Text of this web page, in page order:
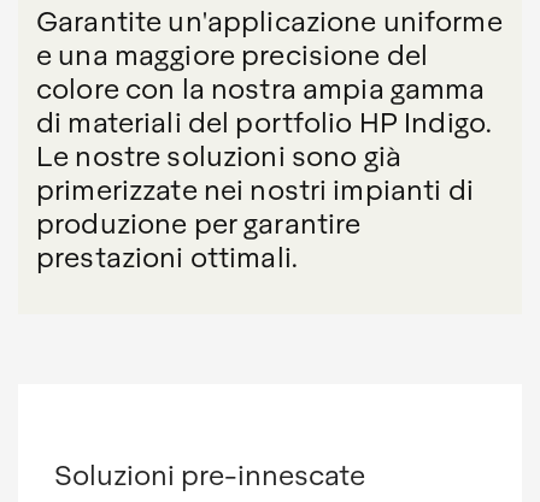
Garantite un'applicazione uniforme
e una maggiore precisione del
colore con la nostra ampia gamma
di materiali del portfolio HP Indigo.
Le nostre soluzioni sono già
primerizzate nei nostri impianti di
produzione per garantire
prestazioni ottimali.
Soluzioni pre-innescate